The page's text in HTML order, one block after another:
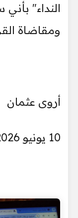
النداء" بأني
ومقاضاة
أروى عثمان
10 يونيو 2026